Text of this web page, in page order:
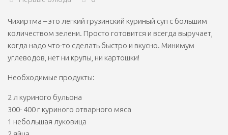
Чихиртма – это легкий грузинский куриный суп с большим
количеством зелени. Просто готовится и всегда выручает,
когда надо что-то сделать быстро и вкусно. Минимум
углеводов, нет ни крупы, ни картошки!
Необходимые продукты:
2 л куриного бульона
300- 400 г куриного отварного мяса
1 небольшая луковица